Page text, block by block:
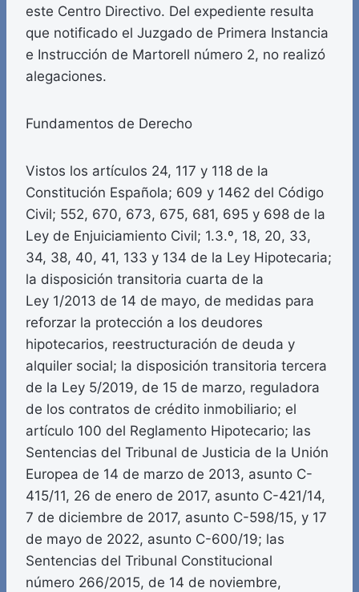
este Centro Directivo. Del expediente resulta
que notificado el Juzgado de Primera Instancia
e Instrucción de Martorell número 2, no realizó
alegaciones.
Fundamentos de Derecho
Vistos los artículos 24, 117 y 118 de la
Constitución Española; 609 y 1462 del Código
Civil; 552, 670, 673, 675, 681, 695 y 698 de la
Ley de Enjuiciamiento Civil; 1.3.º, 18, 20, 33,
34, 38, 40, 41, 133 y 134 de la Ley Hipotecaria;
la disposición transitoria cuarta de la
Ley 1/2013 de 14 de mayo, de medidas para
reforzar la protección a los deudores
hipotecarios, reestructuración de deuda y
alquiler social; la disposición transitoria tercera
de la Ley 5/2019, de 15 de marzo, reguladora
de los contratos de crédito inmobiliario; el
artículo 100 del Reglamento Hipotecario; las
Sentencias del Tribunal de Justicia de la Unión
Europea de 14 de marzo de 2013, asunto C-
415/11, 26 de enero de 2017, asunto C-421/14,
7 de diciembre de 2017, asunto C-598/15, y 17
de mayo de 2022, asunto C-600/19; las
Sentencias del Tribunal Constitucional
número 266/2015, de 14 de noviembre,